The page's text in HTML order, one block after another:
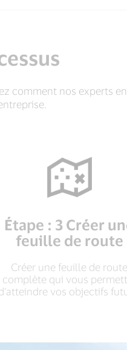
comment nos experts
Étape : 3 Créer
feuille de route
Créer une feuille de route
complète qui vous
vos objectifs